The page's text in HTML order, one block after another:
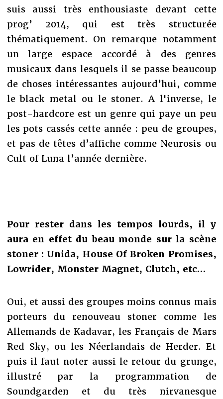
suis aussi très enthousiaste devant cette
prog’ 2014, qui est très structurée
thématiquement. On remarque notamment
un large espace accordé à des genres
musicaux dans lesquels il se passe beaucoup
de choses intéressantes aujourd’hui, comme
le black metal ou le stoner. A l'inverse, le
post-hardcore est un genre qui paye un peu
les pots cassés cette année : peu de groupes,
et pas de têtes d’affiche comme Neurosis ou
Cult of Luna l’année dernière.
Pour rester dans les tempos lourds, il y
aura en effet du beau monde sur la scène
stoner : Unida, House Of Broken Promises,
Lowrider, Monster Magnet, Clutch, etc…
Oui, et aussi des groupes moins connus mais
porteurs du renouveau stoner comme les
Allemands de Kadavar, les Français de Mars
Red Sky, ou les Néerlandais de Herder. Et
puis il faut noter aussi le retour du grunge,
illustré par la programmation de
Soundgarden et du très nirvanesque